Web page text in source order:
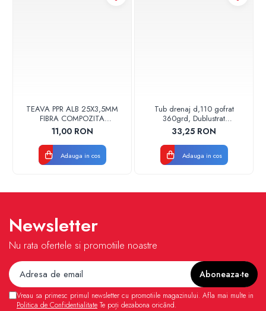
TEAVA PPR ALB 25X3,5MM
FIBRA COMPOZITA
10033025004
VALDUOTHERM VALROM
11,00 RON
Adauga in cos
Tub drenaj d,110 gofrat
360grd, Dublustrat
verde/negru 110152 Drainkit
33,25 RON
Adauga in cos
Newsletter
Nu rata ofertele si promotiile noastre
Vreau sa primesc primul newsletter cu promotiile magazinului. Afla mai multe in
Politica de Confidentialitate Te poți dezabona oricând.